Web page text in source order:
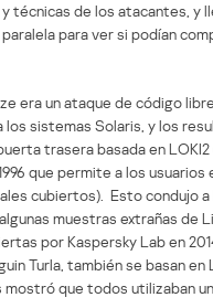
técnicas de los atacantes, y
para ver si podían
era un ataque de código
los sistemas Solaris, y los
trasera basada en
que permite a los
cubiertos). Esto condujo
muestras extrañas de
por Kaspersky Lab en
Turla, también se basan
mostró que todos utilizaban